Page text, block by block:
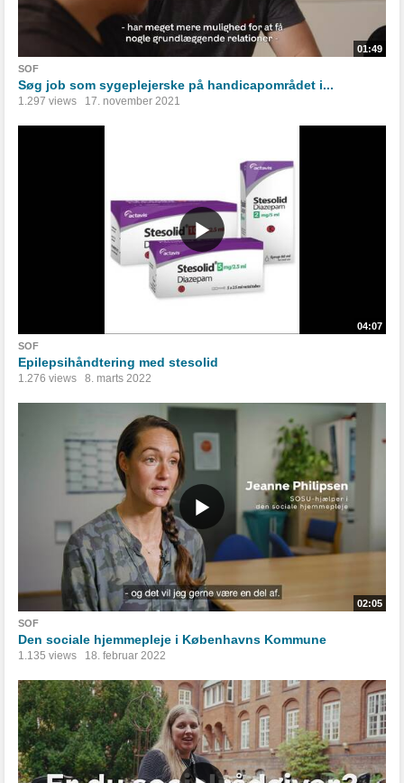
01:49
SOF
Søg job som sygeplejerske på handicapområdet i...
1.297 views 17. november 2021
04:07
SOF
Epilepsihåndtering med stesolid
1.276 views 8. marts 2022
02:05
SOF
Den sociale hjemmepleje i Københavns Kommune
1.135 views 18. februar 2022